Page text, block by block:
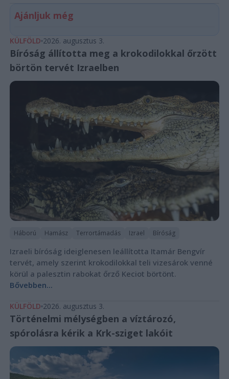
Ajánljuk még
KÜLFÖLD 2026. augusztus 3.
Bíróság állította meg a krokodilokkal őrzött
börtön tervét Izraelben
Háború Hamász Terrortámadás Izrael Bíróság
Izraeli bíróság ideiglenesen leállította Itamár Bengvír
tervét, amely szerint krokodilokkal teli vizesárok venné
körül a palesztin rabokat őrző Keciot börtönt.
Bővebben...
KÜLFÖLD 2026. augusztus 3.
Történelmi mélységben a víztározó,
spórolásra kérik a Krk-sziget lakóit